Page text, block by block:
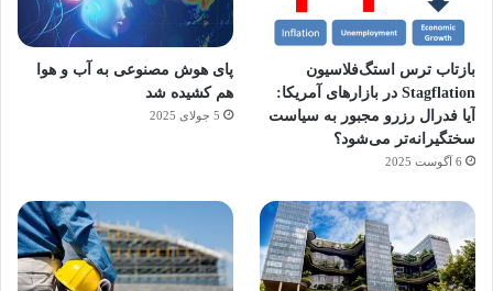
بازتاب ترس استگ‌فلاسیون
Stagflation در بازارهای آمریکا:
آیا فدرال رزرو مجبور به سیاست
سختگیرانه‌تر می‌شود؟
6 آگوست 2025
پای هوش مصنوعی به آب و هوا
هم کشیده شد
5 جولای 2025